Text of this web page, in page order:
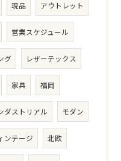
現品 アウトレット
営業スケジュール
グ レザーテックス
家具 福岡
ダストリアル モダン
ンテージ 北欧